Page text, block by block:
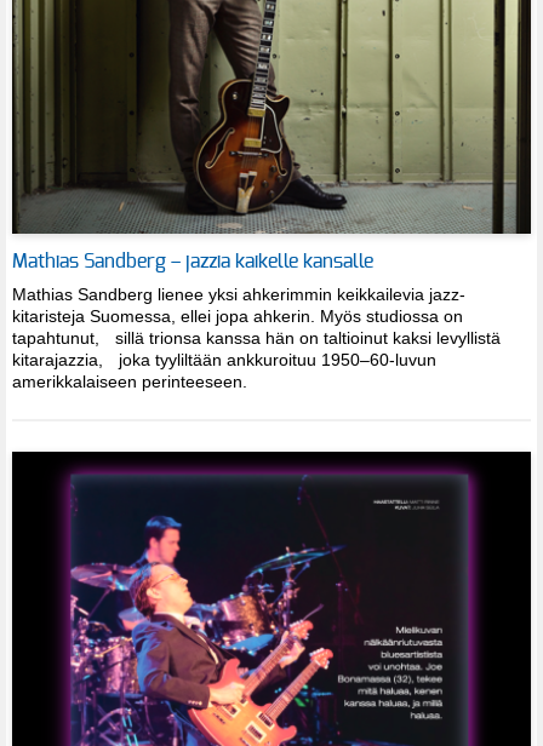
Mathias Sandberg – jazzia kaikelle kansalle
Mathias Sandberg lienee yksi ahkerimmin keikkailevia jazz-
kitaristeja Suomessa, ellei jopa ahkerin. Myös studiossa on
tapahtunut, sillä trionsa kanssa hän on taltioinut kaksi levyllistä
kitarajazzia, joka tyyliltään ankkuroituu 1950–60-luvun
amerikkalaiseen perinteeseen.